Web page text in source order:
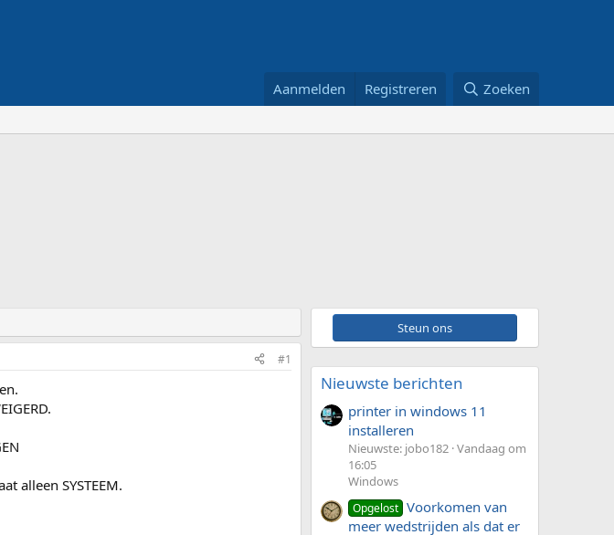
Aanmelden Registreren Zoeken
#1
alleen SYSTEEM.
Steun ons
Nieuwste berichten
printer in windows 11
installeren
Nieuwste: jobo182 Vandaag om
16:05
Windows
Opgelost Voorkomen van
meer wedstrijden als dat er